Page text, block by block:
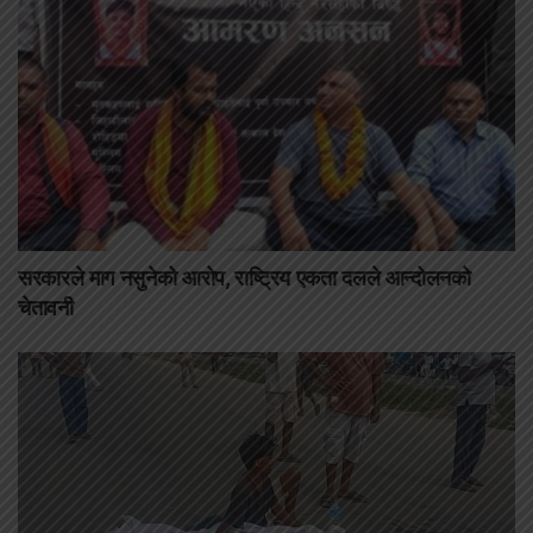
सरकारले माग नसुनेको आरोप, राष्ट्रिय एकता दलले आन्दोलनको
चेतावनी